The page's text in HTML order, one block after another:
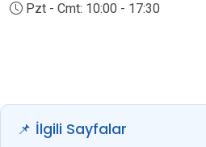
Pzt - Cmt: 10:00 - 17:30
📌 İlgili Sayfalar